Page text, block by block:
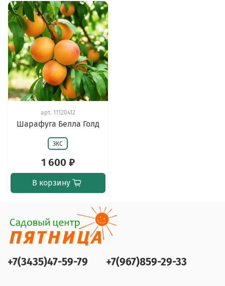
арт. 11120412
Шарафуга Белла Голд
ЗКС
1 600 ₽
В корзину
+7(3435)47-59-79 +7(967)859-29-33